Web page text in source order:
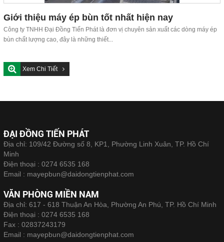
Giới thiệu máy ép bùn tốt nhất hiện nay
Công ty TNHH Đại Đồng Tiến Phát là đơn vị chuyên sản xuất các dòng máy ép
bùn chất lượng cao, đây là những thiết...
Xem Chi Tiết
ĐẠI ĐỒNG TIẾN PHÁT
Địa chỉ: 109/42 Đường số 8, KP1, Phường Linh Xuân, TP. Hồ Chí
Minh
Điện thoại : 0274 6535 168
Email : mayepbun@daidongtienphat.com
VĂN PHÒNG MIỀN NAM
Địa chỉ: 617 - 618 Thuận An Hòa, Phường An Phú, TP. Hồ Chí Minh
Điện thoại : 0274 6535 168
Fax : 02837243179
Email : mayepbun@daidongtienphat.com